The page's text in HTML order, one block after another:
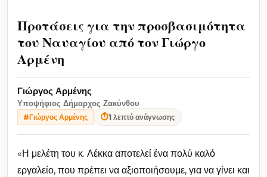
Προτάσεις για την προσβασιμότητα
του Ναυαγίου από τον Γιώργο
Αρμένη
Γιώργος Αρμένης
Υποψήφιος Δήμαρχος Ζακύνθου
#Γιώργος Αρμένης ⏱1 λεπτό ανάγνωσης
«Η μελέτη του κ. Λέκκα αποτελεί ένα πολύ καλό
εργαλείο, που πρέπει να αξιοποιήσουμε, για να γίνει και